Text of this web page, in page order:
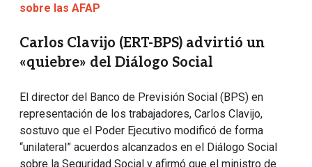
sobre las AFAP
Carlos Clavijo (ERT-BPS) advirtió un
«quiebre» del Diálogo Social
El director del Banco de Previsión Social (BPS) en
representación de los trabajadores, Carlos Clavijo,
sostuvo que el Poder Ejecutivo modificó de forma
“unilateral” acuerdos alcanzados en el Diálogo Social
sobre la Seguridad Social y afirmó que el ministro de